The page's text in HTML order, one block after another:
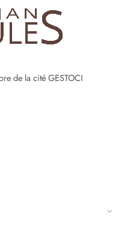
de la cité GESTOCI